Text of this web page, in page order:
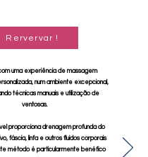
Rervervar !
uma experiência de massagem
num ambiente excepcional,
técnicas manuais e utilização de
ventosas.
proporciona drenagem profunda do
fáscia, linfa e outros fluidos corporais
método é particularmente benéfico